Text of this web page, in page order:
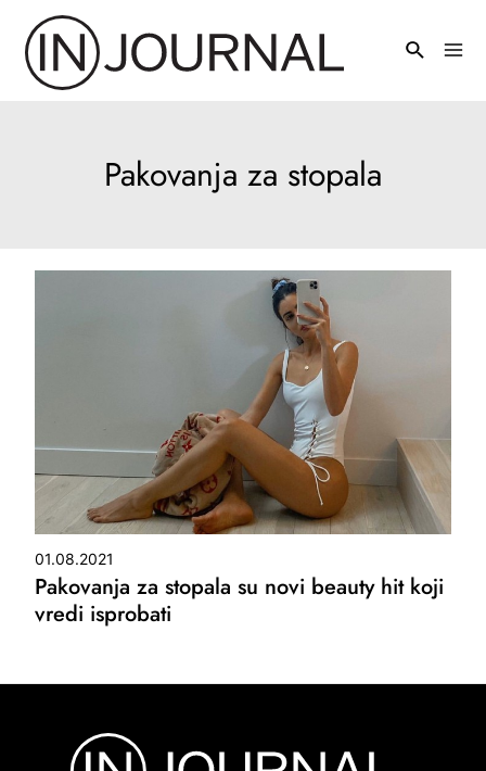
sadržaj
Pakovanja za stopala
01.08.2021
Pakovanja za stopala su novi beauty hit koji
vredi isprobati